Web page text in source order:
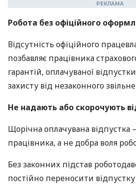
Робота без офіційного
Відсутність офіційного
позбавляє працівника
гарантій, оплачуваної
захисту від незаконного
Не надають або скорочують
Щорічна оплачувана
працівника, а не добра воля
Без законних підстав
постійно переносити відпустку